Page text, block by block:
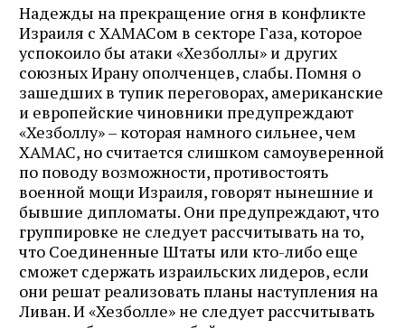
Надежды на прекращение огня в конфликте
Израиля с ХАМАСом в секторе Газа, которое
успокоило бы атаки «Хезболлы» и других
союзных Ирану ополченцев, слабы. Помня о
зашедших в тупик переговорах, американские
и европейские чиновники предупреждают
«Хезболлу» – которая намного сильнее, чем
ХАМАС, но считается слишком самоуверенной
по поводу возможности, противостоять
военной мощи Израиля, говорят нынешние и
бывшие дипломаты. Они предупреждают, что
группировке не следует рассчитывать на то,
что Соединенные Штаты или кто-либо еще
сможет сдержать израильских лидеров, если
они решат реализовать планы наступления на
Ливан. И «Хезболле» не следует рассчитывать